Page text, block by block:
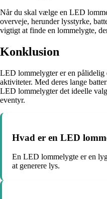
Når du skal vælge en LED
overveje, herunder lysstyrke,
vigtigt at finde en lommelygte,
Konklusion
LED lommelygter er en
aktiviteter. Med deres lange
LED lommelygter det ideelle
eventyr.
Hvad er en LED
En LED lommelygte er en
at generere lys.